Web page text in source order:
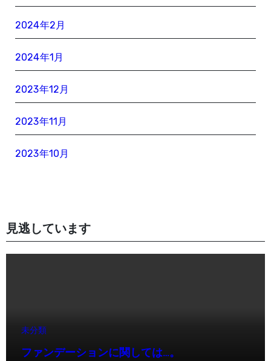
2024年2月
2024年1月
2023年12月
2023年11月
2023年10月
見逃しています
未分類
ファンデーションに関しては…。